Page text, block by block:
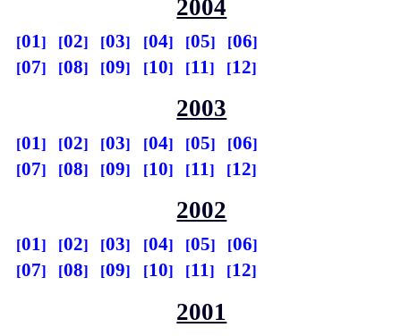
2004
01 02 03 04 05
06
07
08 09 10 11 12
2003
01 02 03 04 05
06
07
08 09 10 11 12
2002
01 02 03 04 05
06
07
08 09 10 11 12
2001